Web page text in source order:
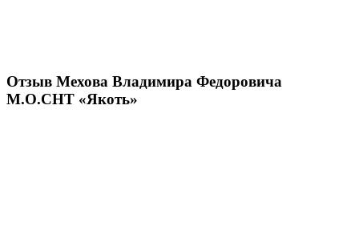
Отзыв Мехова Владимира Федоровича
М.О.СНТ «Якоть»